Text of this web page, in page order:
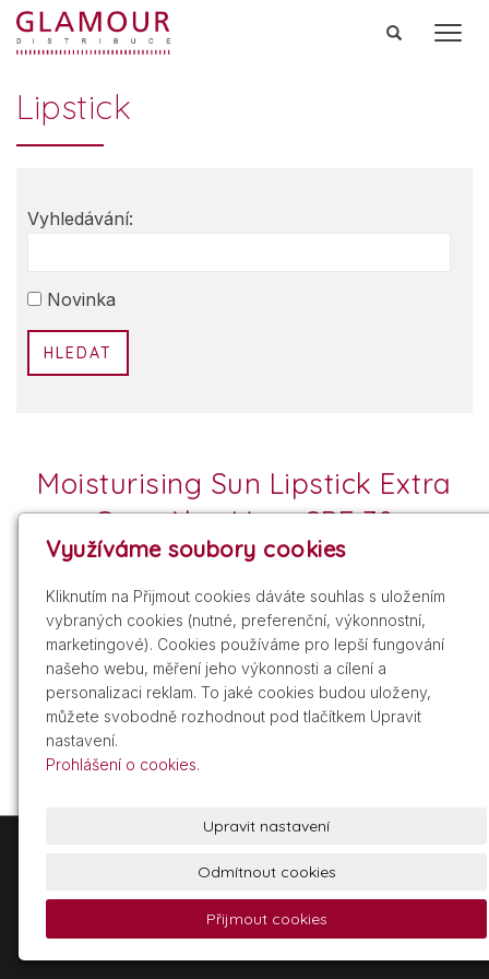
Lipstick
Vyhledávání:
HLEDAT
Moisturising Sun Lipstick Extra
Care Aloe Vera SPF 30
+420 605 209 211 info@gdist.cz
© 2026 Glamour Distribuce, a.s. Powered by
Využíváme soubory cookies
Kliknutím na Přijmout cookies dáváte souhlas s uložením
vybraných cookies (nutné, preferenční, výkonnostní,
marketingové). Cookies používáme pro lepší fungování
našeho webu, měření jeho výkonnosti a cílení a
personalizaci reklam. To jaké cookies budou uloženy,
můžete svobodně rozhodnout pod tlačítkem Upravit
nastavení.
Prohlášení o cookies.
Upravit nastavení
Odmítnout cookies
Přijmout cookies